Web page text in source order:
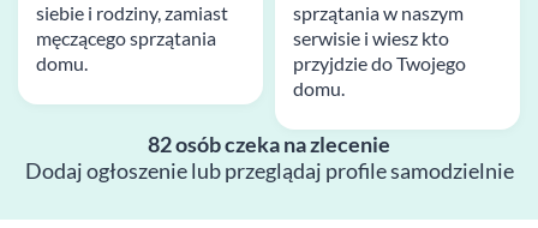
siebie i rodziny, zamiast
męczącego sprzątania
domu.
sprzątania w naszym
serwisie i wiesz kto
przyjdzie do Twojego
domu.
82 osób czeka na zlecenie
Dodaj ogłoszenie lub przeglądaj profile samodzielnie